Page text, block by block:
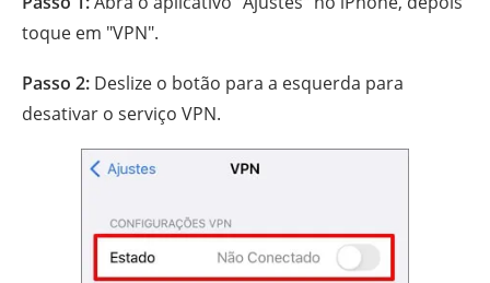
toque em "VPN".
Passo 2: Deslize o botão para a esquerda para
desativar o serviço VPN.